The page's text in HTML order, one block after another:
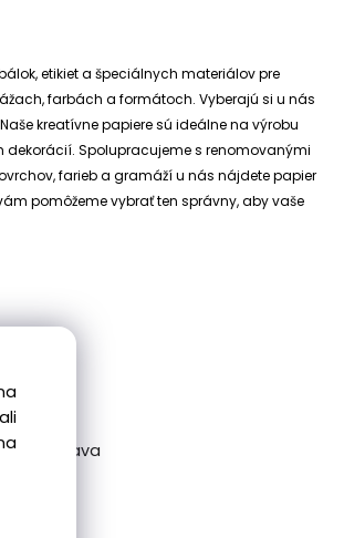
etikiet a špeciálnych materiálov pre
farbách a formátoch. Vyberajú si u nás
Naše kreatívne papiere sú ideálne na výrobu
dekorácií. Spolupracujeme s renomovanými
farieb a gramáží u nás nájdete papier
pomôžeme vybrať ten správny, aby vaše
Bratislava